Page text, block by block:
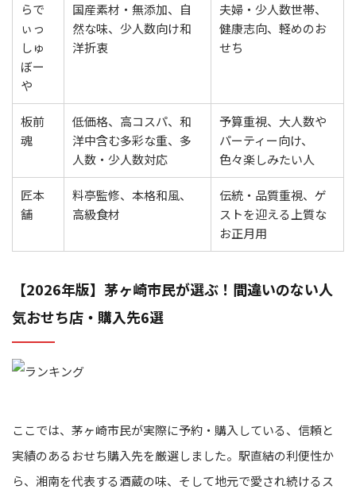
らで
ぃっ
しゅ
ぼー
や
国産素材・無添加、自
然な味、少人数向け和
洋折衷
夫婦・少人数世帯、
健康志向、軽めのお
せち
板前
魂
低価格、高コスパ、和
洋中含む多彩な重、多
人数・少人数対応
予算重視、大人数や
パーティー向け、
色々楽しみたい人
匠本
舗
料亭監修、本格和風、
高級食材
伝統・品質重視、ゲ
ストを迎える上質な
お正月用
【2026年版】茅ヶ崎市民が選ぶ！間違いのない人
気おせち店・購入先6選
ここでは、茅ヶ崎市民が実際に予約・購入している、信頼と
実績のあるおせち購入先を厳選しました。駅直結の利便性か
ら、湘南を代表する酒蔵の味、そして地元で愛され続けるス